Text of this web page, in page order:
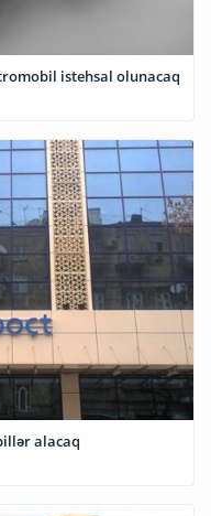
istehsal olunacaq
alacaq